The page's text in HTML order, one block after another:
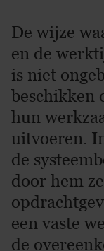
De wijze
en de
is niet
beschikken
hun
uitvoeren.
de
door hem
een vaste
de